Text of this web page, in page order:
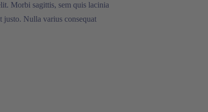
Morbi sagittis, sem quis lacinia
justo. Nulla varius consequat